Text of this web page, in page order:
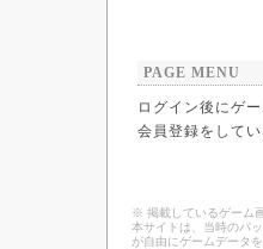
PAGE MENU
ログイン後にゲ
会員登録をして
※ 掲載しているゲーム
本サイトは、当時のパ
が自由にゲームデータ